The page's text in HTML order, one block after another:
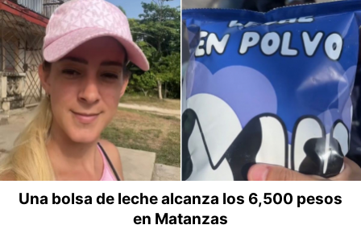
Una bolsa de leche alcanza los 6,500 pesos
en Matanzas